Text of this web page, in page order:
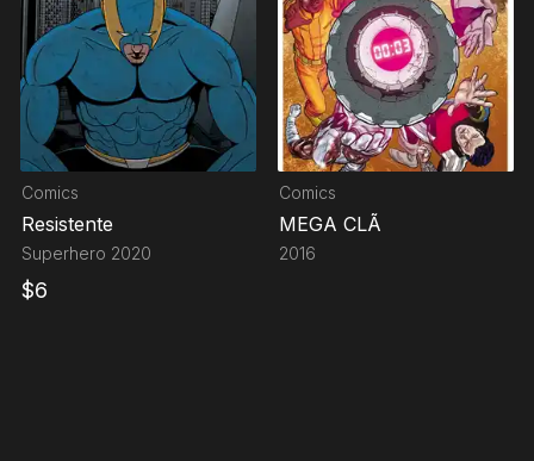
Comics
Resistente
Superhero 2020
$6
Comics
MEGA CLÃ
2016